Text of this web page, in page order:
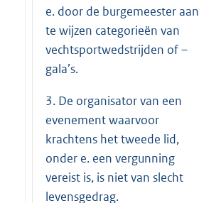
e. door de burgemeester aan
te wijzen categorieën van
vechtsportwedstrijden of –
gala’s.
3. De organisator van een
evenement waarvoor
krachtens het tweede lid,
onder e. een vergunning
vereist is, is niet van slecht
levensgedrag.